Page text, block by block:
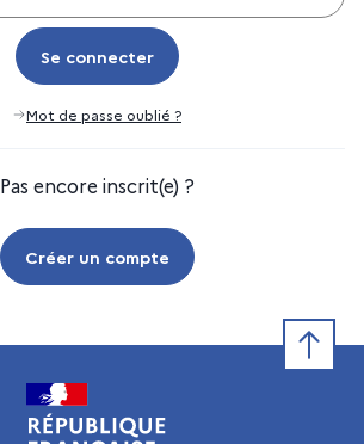
Se connecter
Se connecter
Mot de passe oublié ?
Pas encore inscrit(e) ?
Créer un compte